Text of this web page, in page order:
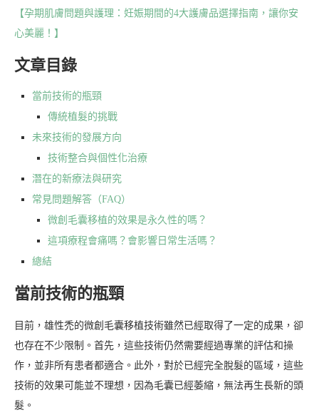
【孕期肌膚問題與護理：妊娠期間的4大護膚品選擇指南，讓你安
心美麗！】
文章目錄
當前技術的瓶頸
傳統植髮的挑戰
未來技術的發展方向
技術整合與個性化治療
潛在的新療法與研究
常見問題解答（FAQ）
微創毛囊移植的效果是永久性的嗎？
這項療程會痛嗎？會影響日常生活嗎？
總結
當前技術的瓶頸
目前，雄性禿的微創毛囊移植技術雖然已經取得了一定的成果，卻
也存在不少限制。首先，這些技術仍然需要經過專業的評估和操
作，並非所有患者都適合。此外，對於已經完全脫髮的區域，這些
技術的效果可能並不理想，因為毛囊已經萎縮，無法再生長新的頭
髮。